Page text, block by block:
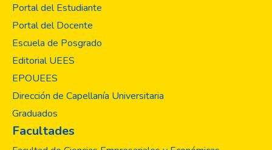
Portal del Estudiante
Portal del Docente
Escuela de Posgrado
Editorial UEES
EPOUEES
Dirección de Capellanía Universitaria
Graduados
Facultades